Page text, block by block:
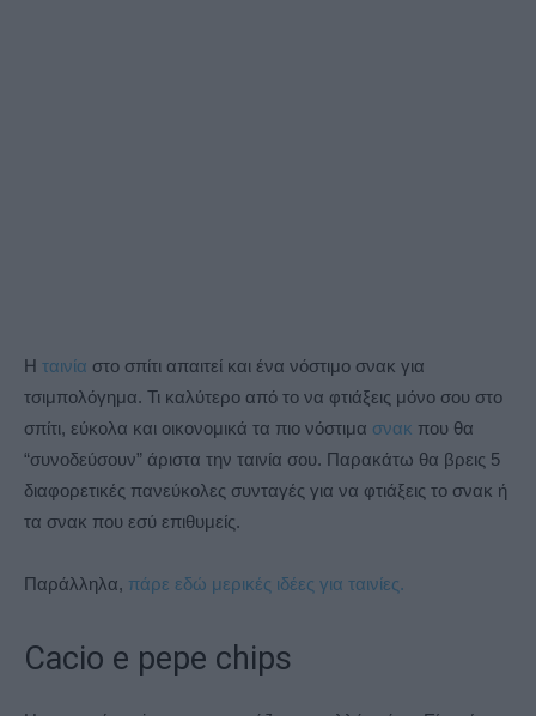
Η ταινία στο σπίτι απαιτεί και ένα νόστιμο σνακ για
τσιμπολόγημα. Τι καλύτερο από το να φτιάξεις μόνο σου στο
σπίτι, εύκολα και οικονομικά τα πιο νόστιμα σνακ που θα
“συνοδεύσουν” άριστα την ταινία σου. Παρακάτω θα βρεις 5
διαφορετικές πανεύκολες συνταγές για να φτιάξεις το σνακ ή
τα σνακ που εσύ επιθυμείς.
Παράλληλα, πάρε εδώ μερικές ιδέες για ταινίες.
Cacio e pepe chips